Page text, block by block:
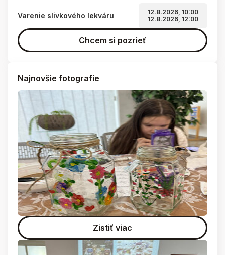
Varenie slivkového lekváru
12.8.2026, 10:00
12.8.2026, 12:00
Chcem si pozrieť
Najnovšie fotografie
Zistiť viac